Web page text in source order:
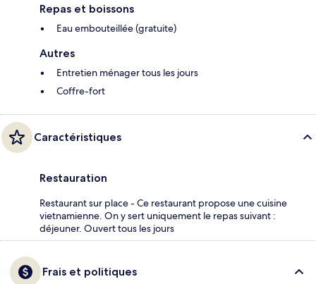
Repas et boissons
Eau embouteillée (gratuite)
Autres
Entretien ménager tous les jours
Coffre-fort
Caractéristiques
Restauration
Restaurant sur place - Ce restaurant propose une cuisine
vietnamienne. On y sert uniquement le repas suivant :
déjeuner. Ouvert tous les jours
Frais et politiques